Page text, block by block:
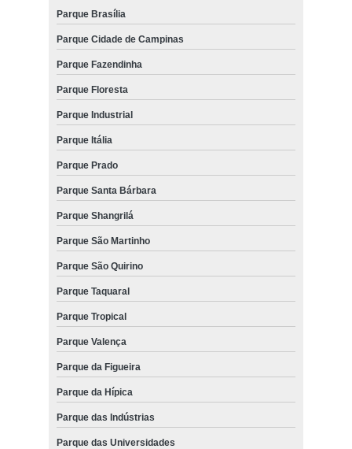
Parque Brasília
Parque Cidade de Campinas
Parque Fazendinha
Parque Floresta
Parque Industrial
Parque Itália
Parque Prado
Parque Santa Bárbara
Parque Shangrilá
Parque São Martinho
Parque São Quirino
Parque Taquaral
Parque Tropical
Parque Valença
Parque da Figueira
Parque da Hípica
Parque das Indústrias
Parque das Universidades